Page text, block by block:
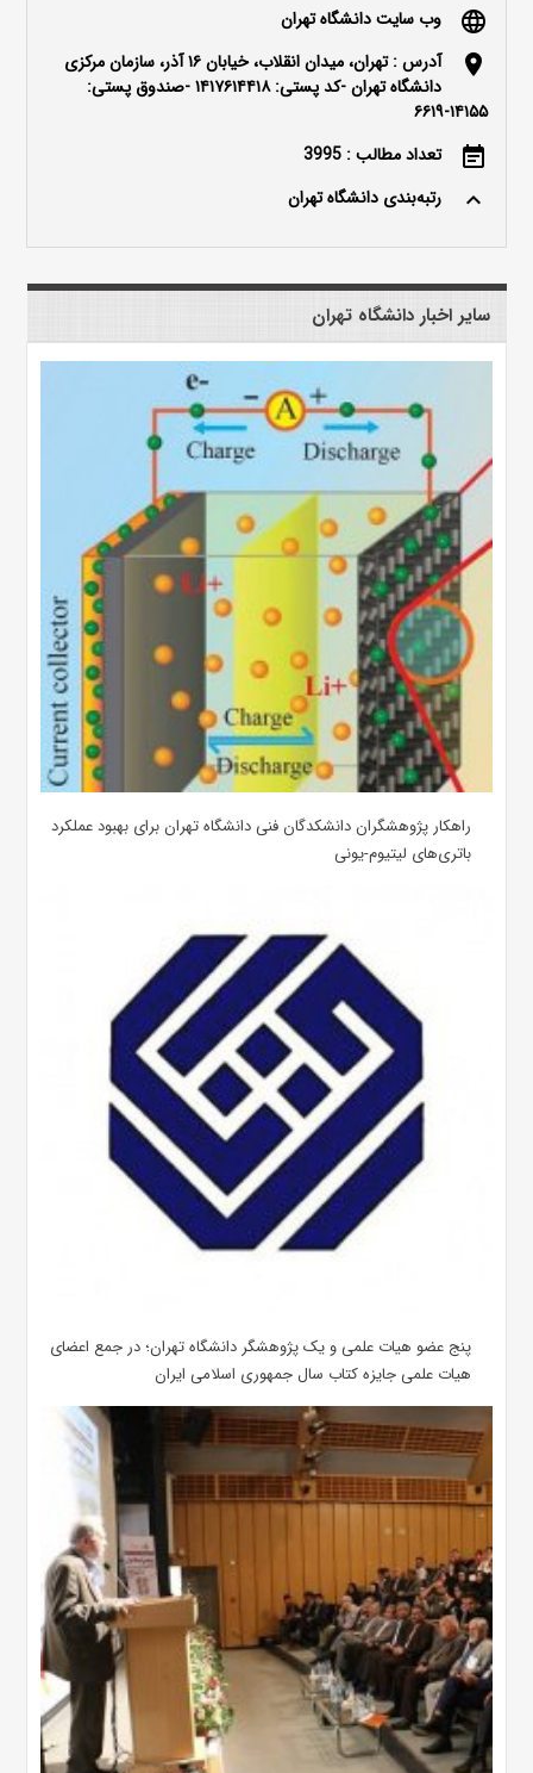
language وب سایت دانشگاه تهران
location_on
آدرس : تهران، میدان انقلاب، خیابان ۱۶ آذر، سازمان مرکزی
دانشگاه تهران -کد پستی: ۱۴۱۷۶۱۴۴۱۸ -صندوق پستی:
۱۴۱۵۵-۶۶۱۹
event_note تعداد مطالب : 3995
keyboard_arrow_up رتبه‌بندی دانشگاه تهران
سایر اخبار دانشگاه تهران
راهکار پژوهشگران دانشکدگان فنی دانشگاه تهران برای بهبود عملکرد
باتری‌های لیتیوم-یونی
پنج عضو هیات علمی و یک پژوهشگر دانشگاه تهران؛ در جمع اعضای
هیات علمی جایزه کتاب سال جمهوری اسلامی ایران